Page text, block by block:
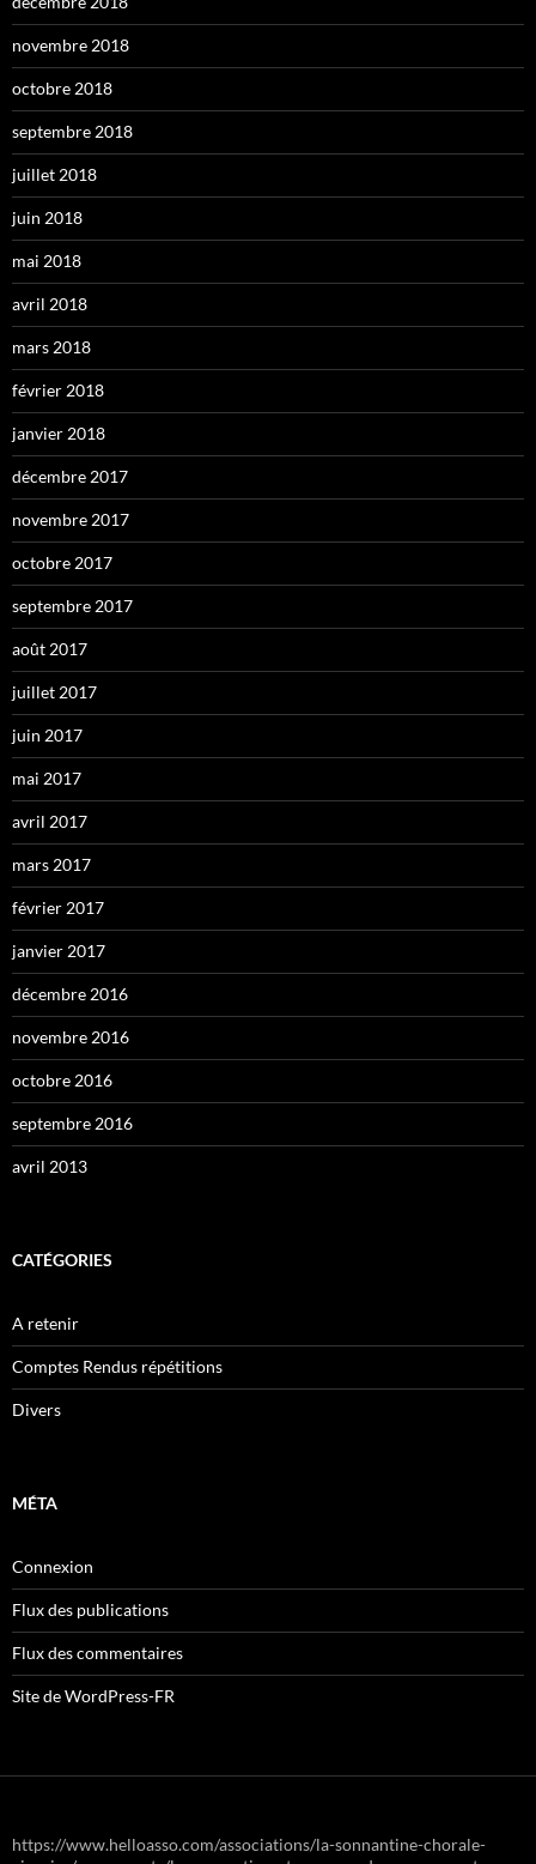
novembre 2018
octobre 2018
septembre 2018
juillet 2018
juin 2018
mai 2018
avril 2018
mars 2018
février 2018
janvier 2018
décembre 2017
novembre 2017
octobre 2017
septembre 2017
août 2017
juillet 2017
juin 2017
mai 2017
avril 2017
mars 2017
février 2017
janvier 2017
décembre 2016
novembre 2016
octobre 2016
septembre 2016
avril 2013
CATÉGORIES
A retenir
Comptes Rendus répétitions
Divers
MÉTA
Connexion
Flux des publications
Flux des commentaires
Site de WordPress-FR
https://www.helloasso.com/associations/la-sonnantine-chorale-